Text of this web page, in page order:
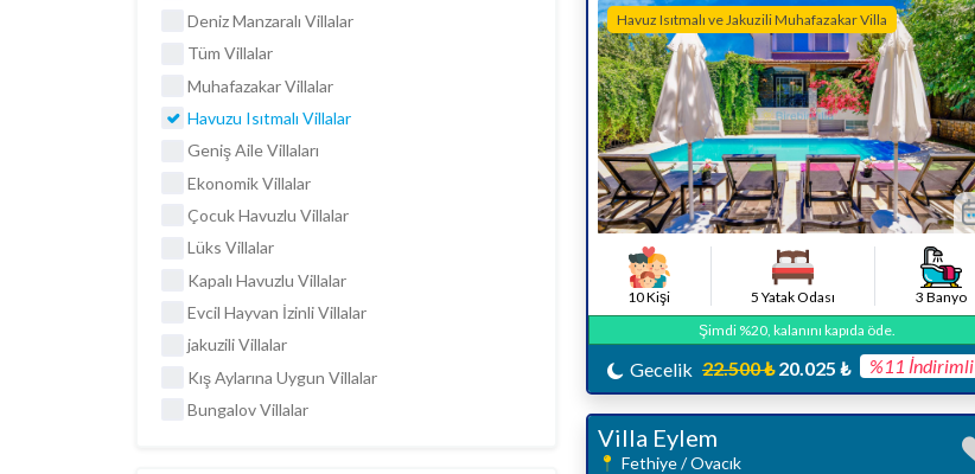
Deniz Manzaralı Villalar
Tüm Villalar
Muhafazakar Villalar
Havuzu Isıtmalı Villalar
Geniş Aile Villaları
Ekonomik Villalar
Çocuk Havuzlu Villalar
Lüks Villalar
Kapalı Havuzlu Villalar
Evcil Hayvan İzinli Villalar
jakuzili Villalar
Kış Aylarına Uygun Villalar
Bungalov Villalar
Havuz Isıtmalı ve Jakuzili Muhafazakar Villa
10 Kişi 5 Yatak Odası
3 Banyo
Şimdi %20, kalanını kapıda öde.
Gecelik 22.500 ₺ 20.025 ₺ %11 İndirimli
Villa Eylem
Fethiye / Ovacık